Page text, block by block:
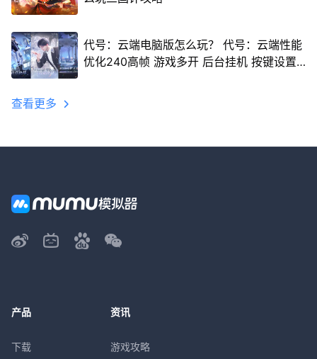
代号：云端电脑版怎么玩？ 代号：云端性能
优化240高帧 游戏多开 后台挂机 按键设置
查看更多
产品
下载
资讯
游戏攻略